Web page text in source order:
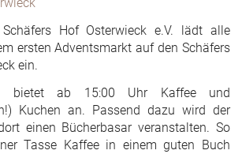
Schäfers Hof Osterwieck e.V. lädt alle
ersten Adventsmarkt auf den Schäfers
ein.
bietet ab 15:00 Uhr Kaffee und
Kuchen an. Passend dazu wird der
einen Bücherbasar veranstalten. So
Tasse Kaffee in einem guten Buch